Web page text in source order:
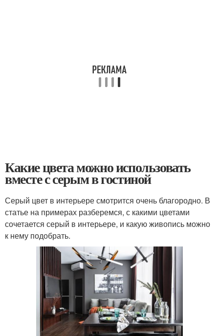
Какие цвета можно использовать
вместе с серым в гостиной
Серый цвет в интерьере смотрится очень благородно. В
статье на примерах разберемся, с какими цветами
сочетается серый в интерьере, и какую живопись можно
к нему подобрать.